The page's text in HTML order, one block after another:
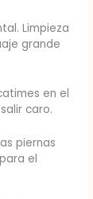
Limpieza
grande
en el
caro.
piernas
el